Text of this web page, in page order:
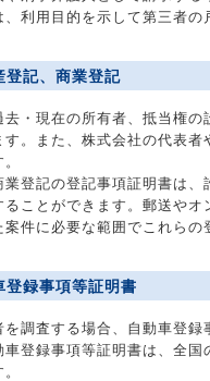
利用目的を示して第三者の
登記、商業登記
去・現在の所有者、抵当権
す。また、株式会社の代表
登記の登記事項証明書は
ることができます。郵送や
案件に必要な範囲でこれらの
登録事項等証明書
を調査する場合、自動車登
車登録事項等証明書は、全